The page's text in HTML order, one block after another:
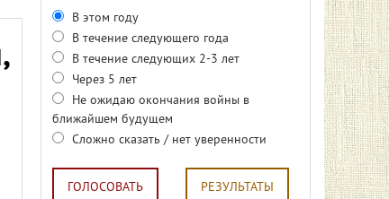
В этом году
В течение следующего года
В течение следующих 2-3 лет
Через 5 лет
Не ожидаю окончания войны в
ближайшем будущем
Сложно сказать / нет уверенности
ГОЛОСОВАТЬ РЕЗУЛЬТАТЫ